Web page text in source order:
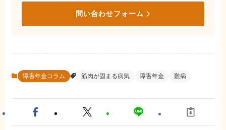
問い合わせフォーム
障害年金コラム 筋肉が固まる病気 障害年金 難病